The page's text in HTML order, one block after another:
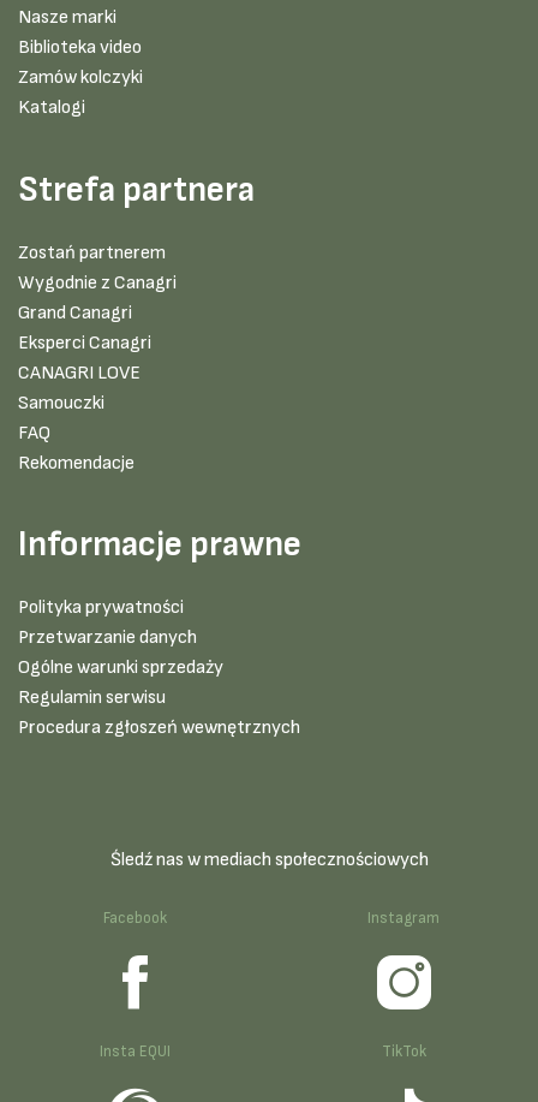
Nasze marki
Biblioteka video
Zamów kolczyki
Katalogi
Strefa partnera
Zostań partnerem
Wygodnie z Canagri
Grand Canagri
Eksperci Canagri
CANAGRI LOVE
Samouczki
FAQ
Rekomendacje
Informacje prawne
Polityka prywatności
Przetwarzanie danych
Ogólne warunki sprzedaży
Regulamin serwisu
Procedura zgłoszeń wewnętrznych
Śledź nas w mediach społecznościowych
Facebook Instagram
Insta EQUI TikTok